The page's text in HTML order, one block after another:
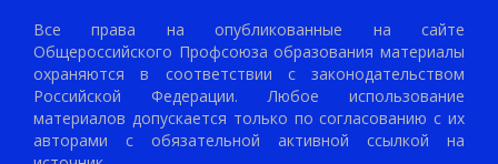
Все права на опубликованные на сайте
Общероссийского Профсоюза образования материалы
охраняются в соответствии с законодательством
Российской Федерации. Любое использование
материалов допускается только по согласованию с их
авторами с обязательной активной ссылкой на